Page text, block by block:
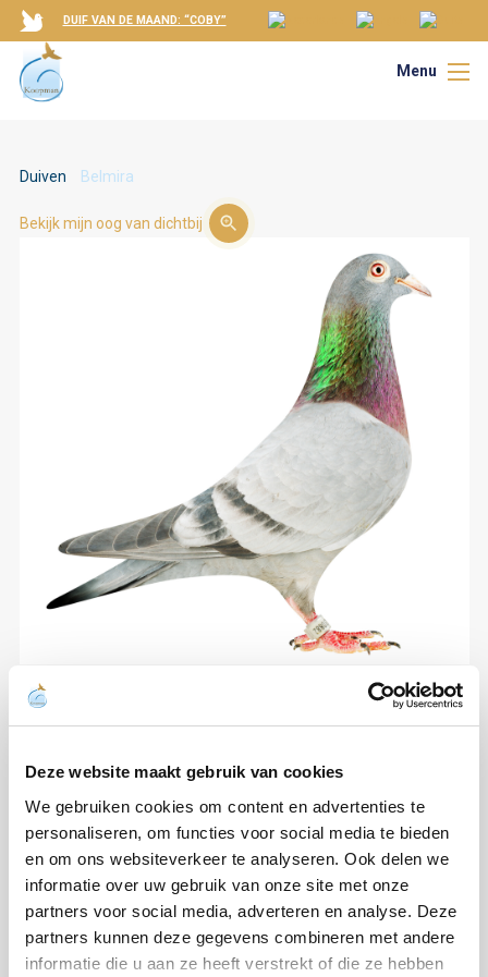
Deze website maakt gebruik van cookies
We gebruiken cookies om content en advertenties te
personaliseren, om functies voor social media te bieden
en om ons websiteverkeer te analyseren. Ook delen we
informatie over uw gebruik van onze site met onze
partners voor social media, adverteren en analyse. Deze
partners kunnen deze gegevens combineren met andere
informatie die u aan ze heeft verstrekt of die ze hebben
DUIF VAN DE MAAND: “COBY”
Menu
Duiven Belmira
Bekijk mijn oog van dichtbij